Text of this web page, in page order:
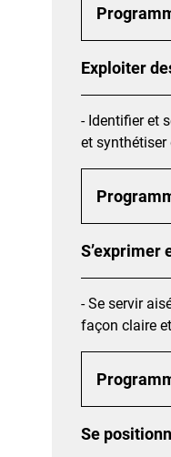
Exploiter
- Identifier et
et synthétiser
S’exprimer
- Se servir
façon claire
Se